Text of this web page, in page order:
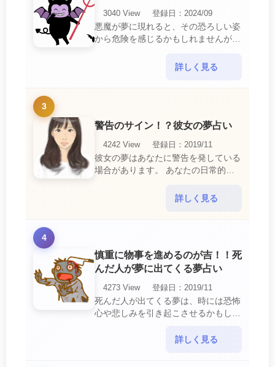
3040 View
登録日：2024/09
悪魔が夢に現れると、その恐ろしい姿
から危険を感じるかもしれませんが、
詳しく見る
3
警告のサイン！？彼女の夢占い
4242 View
登録日：2019/11
彼女の夢はあなたに警告を発している
場合があります。 あなたの日常的な
詳しく見る
4
慎重に物事を進めるのが吉！！死
んだ人が夢に出てくる夢占い
4273 View
登録日：2019/11
死んだ人が出てくる夢は、時には恐怖
心や悲しみを引き起こさせるかもしれ
意して欲しいメッセージや警告を伝え
詳しく見る